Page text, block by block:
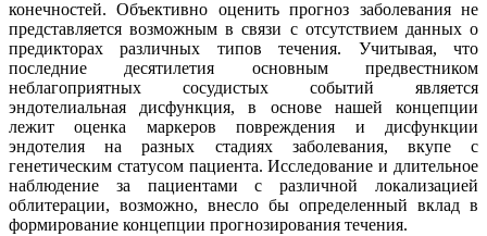
конечностей. Объективно оценить прогноз заболевания не
представляется возможным в связи с отсутствием данных о
предикторах различных типов течения. Учитывая, что
последние десятилетия основным предвестником
неблагоприятных сосудистых событий является
эндотелиальная дисфункция, в основе нашей концепции
лежит оценка маркеров повреждения и дисфункции
эндотелия на разных стадиях заболевания, вкупе с
генетическим статусом пациента. Исследование и длительное
наблюдение за пациентами с различной локализацией
облитерации, возможно, внесло бы определенный вклад в
формирование концепции прогнозирования течения.